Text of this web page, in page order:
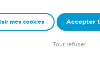
mes cookies Accepter
Tout refuser